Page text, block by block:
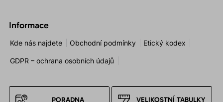
Informace
Kde nás najdete Obchodní podmínky Etický kodex
GDPR – ochrana osobních údajů
PORADNA VELIKOSTNÍ TABULKY